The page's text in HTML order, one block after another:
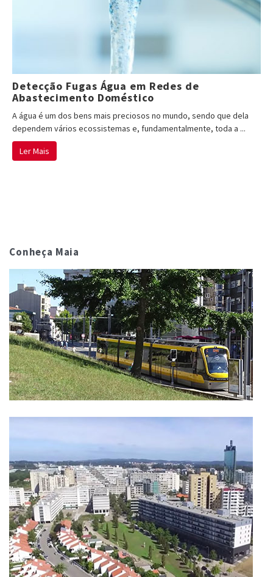
Detecção Fugas Água em Redes de
Abastecimento Doméstico
A água é um dos bens mais preciosos no mundo, sendo que dela
dependem vários ecossistemas e, fundamentalmente, toda a ...
Ler Mais
Conheça Maia